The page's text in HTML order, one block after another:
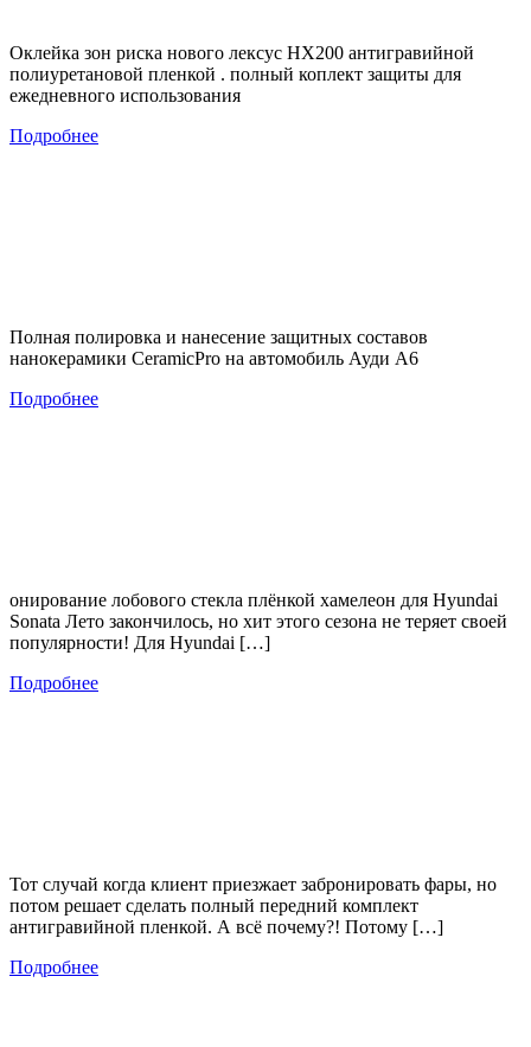
Оклейка зон риска нового лексус НХ200 антигравийной
полиуретановой пленкой . полный коплект защиты для
ежедневного использования
Подробнее
Полная полировка и нанесение защитных составов
нанокерамики CeramicPro на автомобиль Ауди А6
Подробнее
онирование лобового стекла плёнкой хамелеон для Hyundai
Sonata Лето закончилось, но хит этого сезона не теряет своей
популярности! Для Hyundai […]
Подробнее
Тот случай когда клиент приезжает забронировать фары, но
потом решает сделать полный передний комплект
антигравийной пленкой. А всё почему?! Потому […]
Подробнее